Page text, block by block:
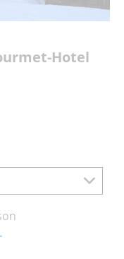
Hotel